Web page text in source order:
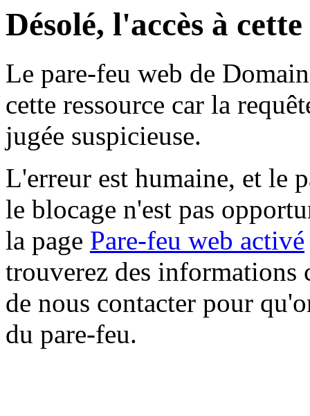
Désolé, l'accès à
Le pare-feu web de
cette ressource car la
jugée suspicieuse.
L'erreur est humaine, et le
le blocage n'est pas
la page Pare-feu web activé
trouverez des informations
de nous contacter pour
du pare-feu.